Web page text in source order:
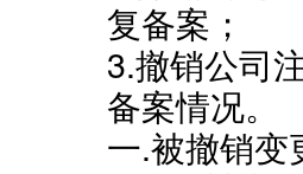
复备案；
3.撤销公司
备案情况。
一.被撤销变